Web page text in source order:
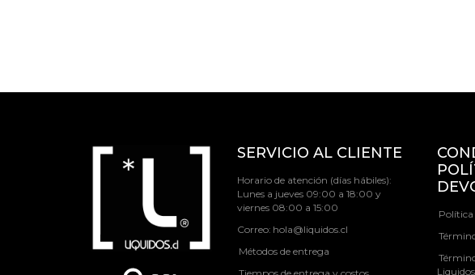
SERVICIO AL CLIENTE
Horario de atención (días hábiles):
Lunes a jueves 09:00 a 18:00 y
viernes 08:00 a 15:00
Correo: hola@liquidos.cl
Métodos de entrega
Política